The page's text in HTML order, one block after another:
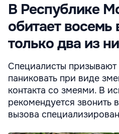
В Республике
обитает восемь
только два из
Специалисты призывают
паниковать при виде
контакта со змеями. В
рекомендуется звонить
вызова